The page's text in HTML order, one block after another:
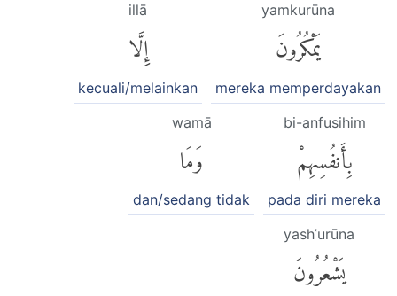
yamkurūna
يَمْكُرُونَ
mereka memperdayakan
illā
إِلَّا
kecuali/melainkan
bi-anfusihim
بِأَنفُسِهِمْ
pada diri mereka
wamā
وَمَا
dan/sedang tidak
yashʿurūna
يَشْعُرُونَ